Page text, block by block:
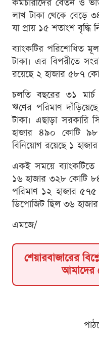
কর্মচারীদের বেতন ও
লাখ টাকা থেকে বেড়ে
যা প্রায় ১৫ শতাংশ বৃদ্ধি
ব্যাংকটির পরিশোধিত
টাকা। এর বিপরীতে
রয়েছে ২ হাজার ৫৮৭
চলতি বছরের ৩১ মার্চ
ঋণের পরিমাণ
টাকা। এছাড়া সরকারি
হাজার ৪৯০ কোটি ৯৮
বিনিয়োগ রয়েছে ১
একই সময়ে ব্যাংকটিতে
১৬ হাজার ৩২৮ কোটি
পরিমাণ ১২ হাজার
ডিপোজিট ছিল ৩৬
এমজে/
শেয়ারবাজারের